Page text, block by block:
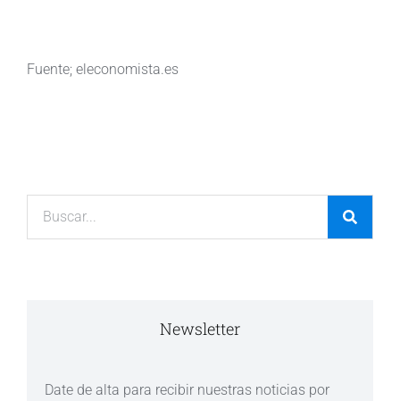
Fuente; eleconomista.es
Newsletter
Date de alta para recibir nuestras noticias por